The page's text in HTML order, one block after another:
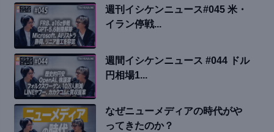
週刊イシケンニュース#045 米・
イラン停戦...
週間イシケンニュース #044 ドル
円相場1...
なぜニューメディアの時代がや
ってきたのか？